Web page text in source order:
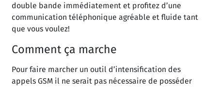
double bande immédiatement et profitez d’une
communication téléphonique agréable et fluide tant
que vous voulez!
Comment ça marche
Pour faire marcher un outil d’intensification des
appels GSM il ne serait pas nécessaire de posséder